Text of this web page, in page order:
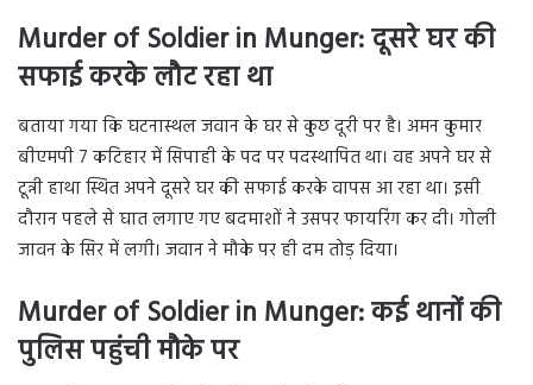
Murder of Soldier in Munger: दूसरे घर की
सफाई करके लौट रहा था
बताया गया कि घटनास्थल जवान के घर से कुछ दूरी पर है। अमन कुमार
बीएमपी 7 कटिहार में सिपाही के पद पर पदस्थापित था। वह अपने घर से
टून्नी हाथा स्थित अपने दूसरे घर की सफाई करके वापस आ रहा था। इसी
दौरान पहले से घात लगाए गए बदमाशों ने उसपर फायरिंग कर दी। गोली
जावन के सिर में लगी। जवान ने मौके पर ही दम तोड़ दिया।
Murder of Soldier in Munger: कई थानों की
पुलिस पहुंची मौके पर